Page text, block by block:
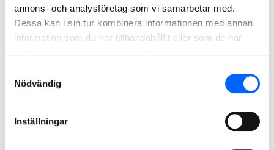
annons- och analysföretag som vi samarbetar med.
Dessa kan i sin tur kombinera informationen med annan
information som du har tillhandahållit eller som de har
Nödvändig
Inställningar
Har du frågor om vårt
företagserbjudande? Tveka inte att
För dig som är privatperson har vi samlat information och
också ringa oss på 020-456 000.